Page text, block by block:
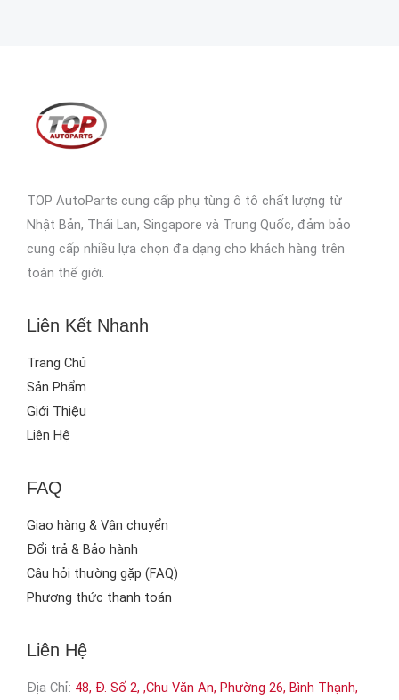
TOP AutoParts cung cấp phụ tùng ô tô chất lượng từ
Nhật Bản, Thái Lan, Singapore và Trung Quốc, đảm bảo
cung cấp nhiều lựa chọn đa dạng cho khách hàng trên
toàn thế giới.
Liên Kết Nhanh
Trang Chủ
Sản Phẩm
Giới Thiệu
Liên Hệ
FAQ
Giao hàng & Vận chuyển
Đổi trả & Bảo hành
Câu hỏi thường gặp (FAQ)
Phương thức thanh toán
Liên Hệ
Địa Chỉ: 48, Đ. Số 2, ,Chu Văn An, Phường 26, Bình Thạnh,